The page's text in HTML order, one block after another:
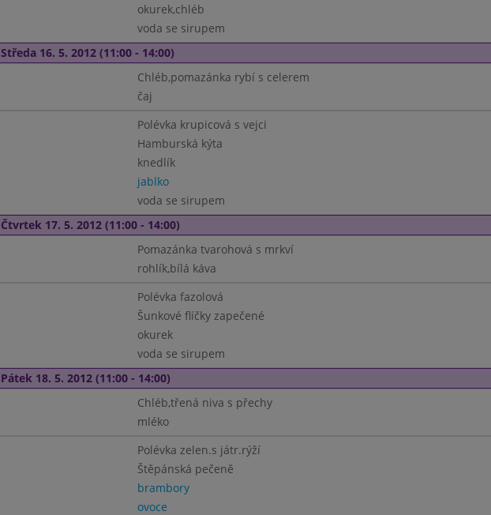
okurek,chléb
voda se sirupem
Středa 16. 5. 2012 (11:00 - 14:00)
Chléb,pomazánka rybí s celerem
čaj
Polévka krupicová s vejci
Hamburská kýta
knedlík
jablko
voda se sirupem
Čtvrtek 17. 5. 2012 (11:00 - 14:00)
Pomazánka tvarohová s mrkví
rohlík,bílá káva
Polévka fazolová
Šunkové flíčky zapečené
okurek
voda se sirupem
Pátek 18. 5. 2012 (11:00 - 14:00)
Chléb,třená niva s přechy
mléko
Polévka zelen.s játr.rýží
Štěpánská pečeně
brambory
ovoce